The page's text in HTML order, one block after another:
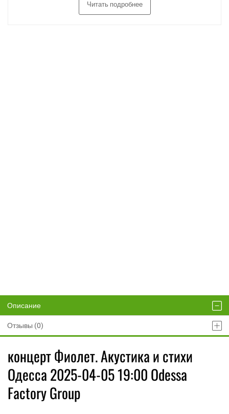
Читать подробнее
Описание
Отзывы (0)
концерт Фиолет. Акустика и стихи
Одесса 2025-04-05 19:00 Odessa
Factory Group